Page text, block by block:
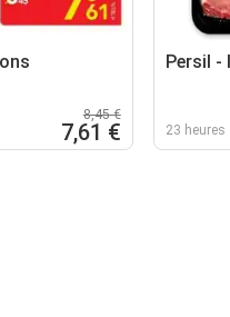
8,45 €
7,61 €
Persil -
23 heures